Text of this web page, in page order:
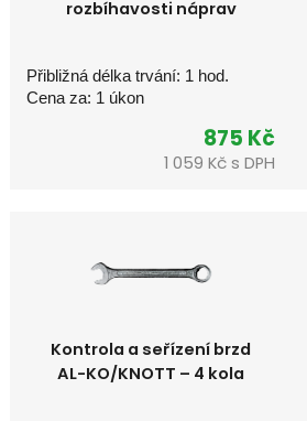
rozbíhavosti náprav
Přibližná délka trvání: 1 hod.
Cena za: 1 úkon
875 Kč
1 059 Kč s DPH
Kontrola a seřízení brzd
AL-KO/KNOTT – 4 kola